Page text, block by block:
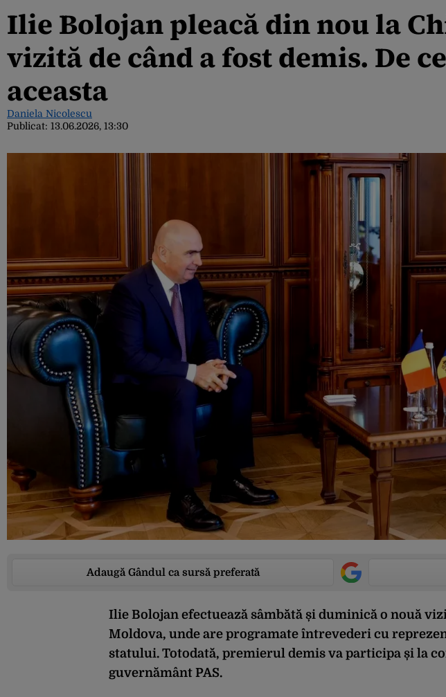
Ilie Bolojan pleacă din nou la
vizită de când a fost demis. De
aceasta
Daniela Nicolescu
Publicat: 13.06.2026, 13:30
Adaugă Gândul ca sursă preferată
Ilie Bolojan efectuează sâmbătă și duminică o nouă
Moldova, unde are programate întrevederi cu
statului. Totodată, premierul demis va participa și la
guvernământ PAS.